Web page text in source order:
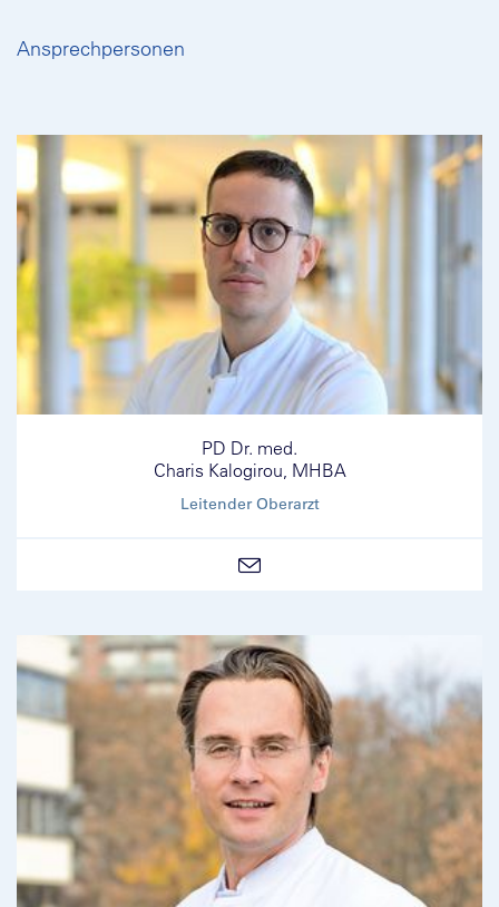
Ansprechpersonen
PD Dr. med.
Charis Kalogirou, MHBA
Leitender Oberarzt